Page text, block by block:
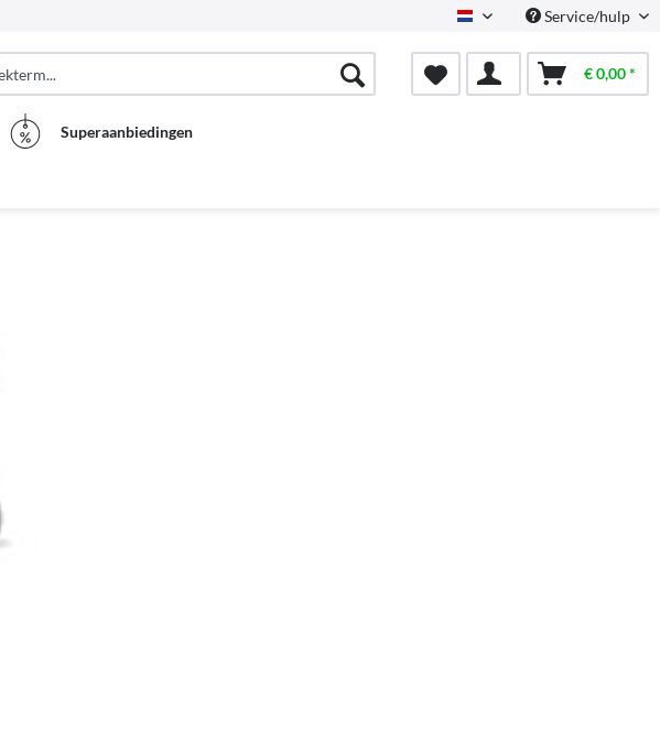
Dutch Service/hulp
€ 0,00 *
Superaanbiedingen